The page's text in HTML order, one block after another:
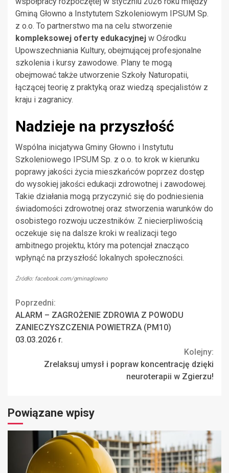
Gminą Głowno a Instytutem Szkoleniowym IPSUM Sp.
z o.o. To partnerstwo ma na celu stworzenie
kompleksowej oferty edukacyjnej w Ośrodku
Upowszechniania Kultury, obejmującej profesjonalne
szkolenia i kursy zawodowe. Plany te mogą
obejmować także utworzenie Szkoły Naturopatii,
łączącej teorię z praktyką oraz wiedzą specjalistów z
kraju i zagranicy.
Nadzieje na przyszłość
Wspólna inicjatywa Gminy Głowno i Instytutu
Szkoleniowego IPSUM Sp. z o.o. to krok w kierunku
poprawy jakości życia mieszkańców poprzez dostęp
do wysokiej jakości edukacji zdrowotnej i zawodowej.
Takie działania mogą przyczynić się do podniesienia
świadomości zdrowotnej oraz stworzenia warunków do
osobistego rozwoju uczestników. Z niecierpliwością
oczekuje się na dalsze kroki w realizacji tego
ambitnego projektu, który ma potencjał znacząco
wpłynąć na przyszłość lokalnych społeczności.
Źródło: facebook.com/gminaglowno
Continue
Reading
Poprzedni:
ALARM – ZAGROŻENIE ZDROWIA Z POWODU
ZANIECZYSZCZENIA POWIETRZA (PM10)
03.03.2026 r.
Kolejny:
Zrelaksuj umysł i popraw koncentrację dzięki
neuroterapii w Zgierzu!
Powiązane wpisy